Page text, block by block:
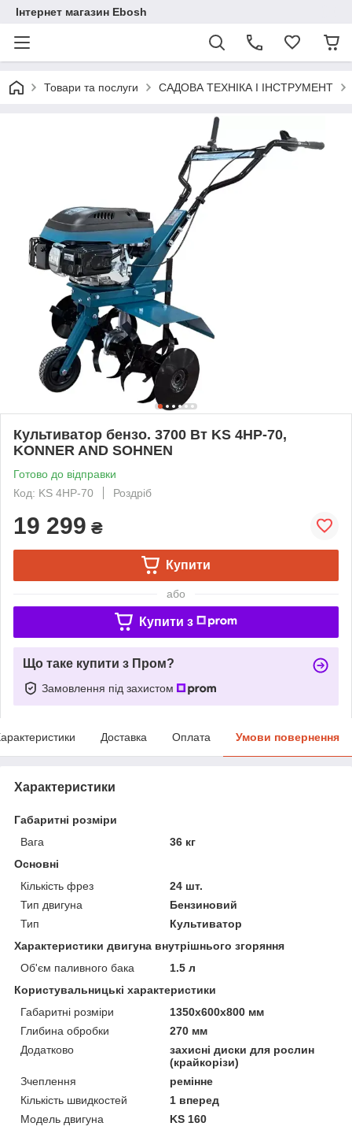
Інтернет магазин Ebosh
Товари та послуги САДОВА ТЕХНІКА І ІНСТРУМЕНТ
Культиватор бензо. 3700 Вт KS 4HP-70,
KONNER AND SOHNEN
Готово до відправки
Код: KS 4HP-70
Роздріб
19 299 ₴
Купити
або
Купити з
Що таке купити з Пром?
Замовлення під захистом
Доставка Оплата Умови повернення
Характеристики
Габаритні розміри
Вага
36 кг
Основні
Кількість фрез
24 шт.
Тип двигуна
Бензиновий
Тип
Культиватор
Характеристики двигуна внутрішнього згоряння
Об'єм паливного бака
1.5 л
Користувальницькі характеристики
Габаритні розміри
1350x600x800 мм
Глибина обробки
270 мм
Додатково
захисні диски для рослин
(крайкорізи)
Зчеплення
ремінне
Кількість швидкостей
1 вперед
Модель двигуна
KS 160